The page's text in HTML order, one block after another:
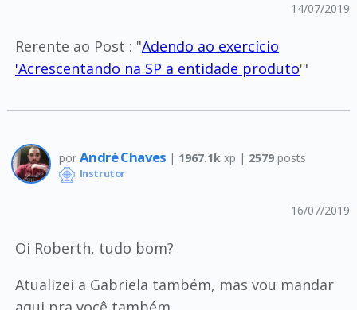
14/07/2019
Rerente ao Post : "Adendo ao exercício
'Acrescentando na SP a entidade produto'"
por André Chaves | 1967.1k xp | 2579 posts
Instrutor
16/07/2019
Oi Roberth, tudo bom?
Atualizei a Gabriela também, mas vou mandar